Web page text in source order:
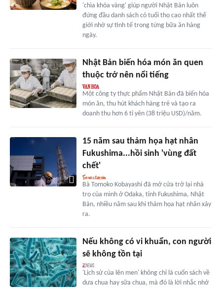
'chìa khóa vàng' giúp người Nhật Bản luôn
đứng đầu danh sách có tuổi thọ cao nhất thế
giới nhờ sự tinh tế trong từng bữa ăn hàng
ngày.
Nhật Bản biến hóa món ăn quen
thuộc trở nên nổi tiếng
Một công ty thực phẩm Nhật Bản đã biến hóa
món ăn, thu hút khách hàng trẻ và tạo ra
doanh thu hơn 6 tỉ yên (38 triệu USD)/năm.
15 năm sau thảm họa hạt nhân
Fukushima...hồi sinh 'vùng đất
chết'
Bà Tomoko Kobayashi đã mở cửa trở lại nhà
trọ của mình ở Odaka, tỉnh Fukushima, Nhật
Bản, nhiều năm sau khi thảm họa hạt nhân xảy
ra.
Nếu không có vi khuẩn, con người
sẽ không tồn tại
'Lịch sử của lên men' không chỉ là cuốn sách về
dưa chua hay sữa chua, mà đó là lời nhắc nhở